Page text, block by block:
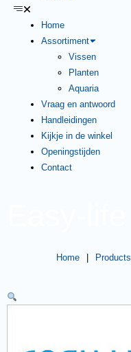
Home
Assortiment
Vissen
Planten
Aquaria
Vraag en antwoord
Handleidingen
Kijkje in de winkel
Openingstijden
Contact
Home Products